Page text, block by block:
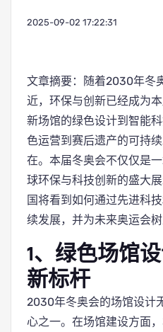
2025-09-02 17:22:31
文章摘要：随着2030年冬
近，环保与创新已经成为
新场馆的绿色设计到智能
色运营到赛后遗产的可持
在。本届冬奥会不仅仅是
球环保与科技创新的盛大
国将看到如何通过先进科
续发展，并为未来奥运会树
1、绿色场馆
新标杆
2030年冬奥会的场馆设计
心之一。在场馆建设方面